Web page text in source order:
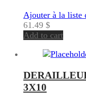
Ajouter à la liste
61.49 $
Add to cart
3X10